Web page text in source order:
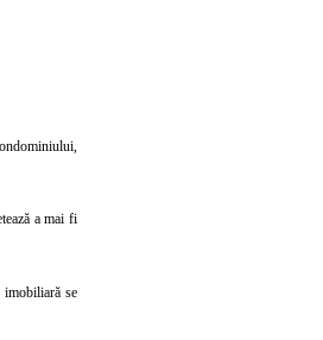
a mai fi
imobiliară se